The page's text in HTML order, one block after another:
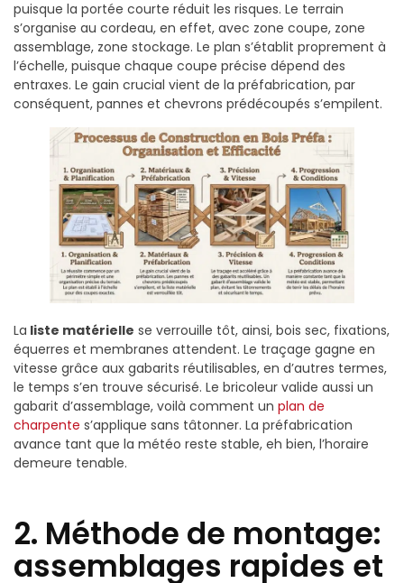
puisque la portée courte réduit les risques. Le terrain
s’organise au cordeau, en effet, avec zone coupe, zone
assemblage, zone stockage. Le plan s’établit proprement à
l’échelle, puisque chaque coupe précise dépend des
entraxes. Le gain crucial vient de la préfabrication, par
conséquent, pannes et chevrons prédécoupés s’empilent.
La liste matérielle se verrouille tôt, ainsi, bois sec, fixations,
équerres et membranes attendent. Le traçage gagne en
vitesse grâce aux gabarits réutilisables, en d’autres termes,
le temps s’en trouve sécurisé. Le bricoleur valide aussi un
gabarit d’assemblage, voilà comment un plan de
charpente s’applique sans tâtonner. La préfabrication
avance tant que la météo reste stable, eh bien, l’horaire
demeure tenable.
2. Méthode de montage:
assemblages rapides et